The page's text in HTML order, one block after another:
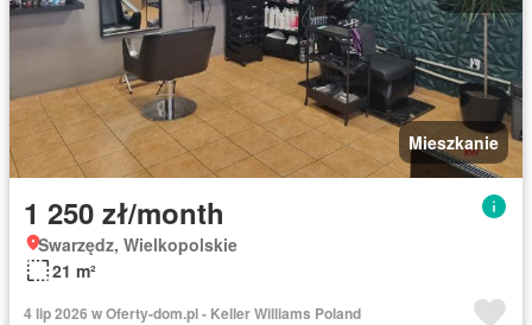
Mieszkanie
1 250 zł/month
Swarzędz, Wielkopolskie
21 m²
4 lip 2026 w Oferty-dom.pl - Keller Williams Poland